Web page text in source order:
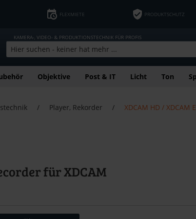
FLEXMIETE PRODUKTSCHUTZ
KAMERA-, VIDEO- & PRODUKTIONSTECHNIK FÜR PROFIS
Objektive Post & IT Licht Ton
/ Player, Rekorder / XDCAM HD / XDCAM
für XDCAM